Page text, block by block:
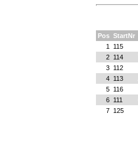
Pos StartNr
1
115
2
114
3
112
4
113
5
116
6
111
7
125